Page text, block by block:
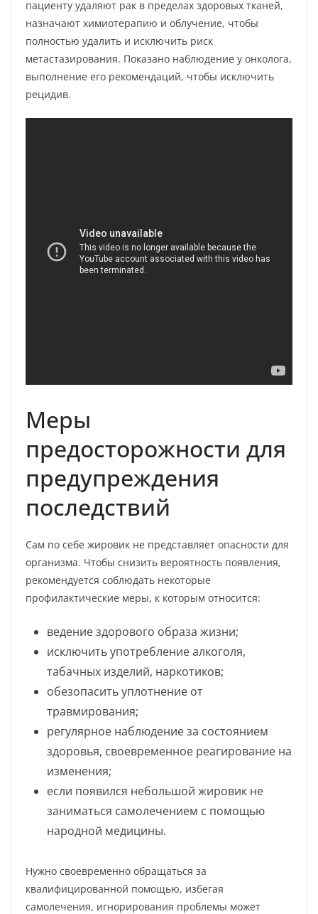
пациенту удаляют рак в пределах здоровых тканей,
назначают химиотерапию и облучение, чтобы
полностью удалить и исключить риск
метастазирования. Показано наблюдение у онколога,
выполнение его рекомендаций, чтобы исключить
рецидив.
Меры
предосторожности для
предупреждения
последствий
Сам по себе жировик не представляет опасности для
организма. Чтобы снизить вероятность появления,
рекомендуется соблюдать некоторые
профилактические меры, к которым относится:
ведение здорового образа жизни;
исключить употребление алкоголя,
табачных изделий, наркотиков;
обезопасить уплотнение от
травмирования;
регулярное наблюдение за состоянием
здоровья, своевременное реагирование на
изменения;
если появился небольшой жировик не
заниматься самолечением с помощью
народной медицины.
Нужно своевременно обращаться за
квалифицированной помощью, избегая
самолечения, игнорирования проблемы может